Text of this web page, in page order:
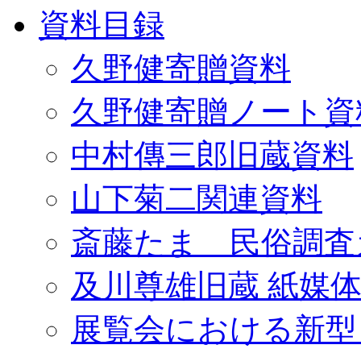
資料目録
久野健寄贈資料
久野健寄贈ノート
中村傳三郎旧蔵資料
山下菊二関連資料
斎藤たま 民俗調査
及川尊雄旧蔵 紙媒
展覧会における新